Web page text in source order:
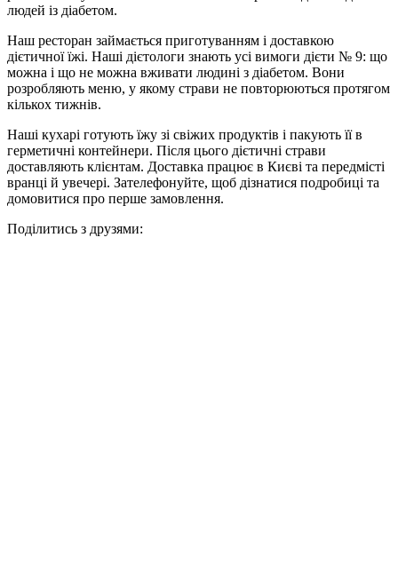
людей із діабетом.
Наш ресторан займається приготуванням і доставкою
дієтичної їжі. Наші дієтологи знають усі вимоги дієти № 9: що
можна і що не можна вживати людині з діабетом. Вони
розробляють меню, у якому страви не повторюються протягом
кількох тижнів.
Наші кухарі готують їжу зі свіжих продуктів і пакують її в
герметичні контейнери. Після цього дієтичні страви
доставляють клієнтам. Доставка працює в Києві та передмісті
вранці й увечері. Зателефонуйте, щоб дізнатися подробиці та
домовитися про перше замовлення.
Поділитись з друзями: